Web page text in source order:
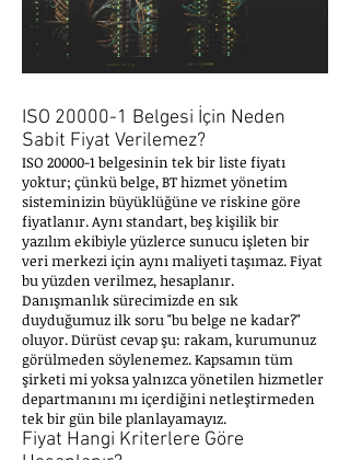
ISO 20000-1 Belgesi İçin Neden
Sabit Fiyat Verilemez?
ISO 20000-1 belgesinin tek bir liste fiyatı
yoktur; çünkü belge, BT hizmet yönetim
sisteminizin büyüklüğüne ve riskine göre
fiyatlanır. Aynı standart, beş kişilik bir
yazılım ekibiyle yüzlerce sunucu işleten bir
veri merkezi için aynı maliyeti taşımaz. Fiyat
bu yüzden verilmez, hesaplanır.
Danışmanlık sürecimizde en sık
duyduğumuz ilk soru "bu belge ne kadar?"
oluyor. Dürüst cevap şu: rakam, kurumunuz
görülmeden söylenemez. Kapsamın tüm
şirketi mi yoksa yalnızca yönetilen hizmetler
departmanını mı içerdiğini netleştirmeden
tek bir gün bile planlayamayız.
Fiyat Hangi Kriterlere Göre